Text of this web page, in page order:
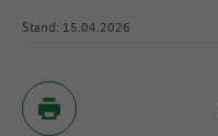
Stand: 15.04.2026